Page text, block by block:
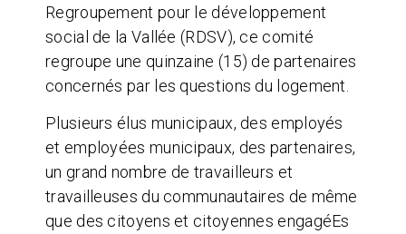
Regroupement pour le développement
social de la Vallée (RDSV), ce comité
regroupe une quinzaine (15) de partenaires
concernés par les questions du logement.
Plusieurs élus municipaux, des employés
et employées municipaux, des partenaires,
un grand nombre de travailleurs et
travailleuses du communautaires de même
que des citoyens et citoyennes engagéEs